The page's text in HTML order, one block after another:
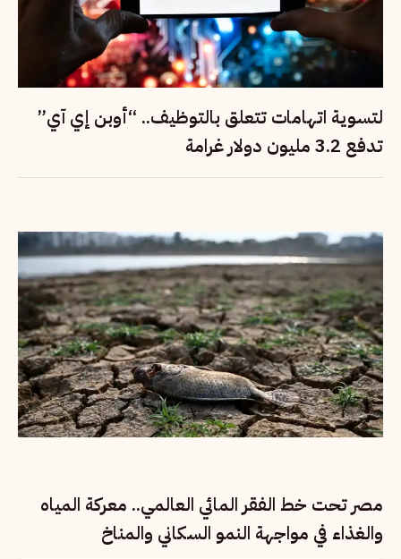
لتسوية اتهامات تتعلق بالتوظيف.. “أوبن إي آي”
تدفع 3.2 مليون دولار غرامة
مصر تحت خط الفقر المائي العالمي.. معركة المياه
والغذاء في مواجهة النمو السكاني والمناخ